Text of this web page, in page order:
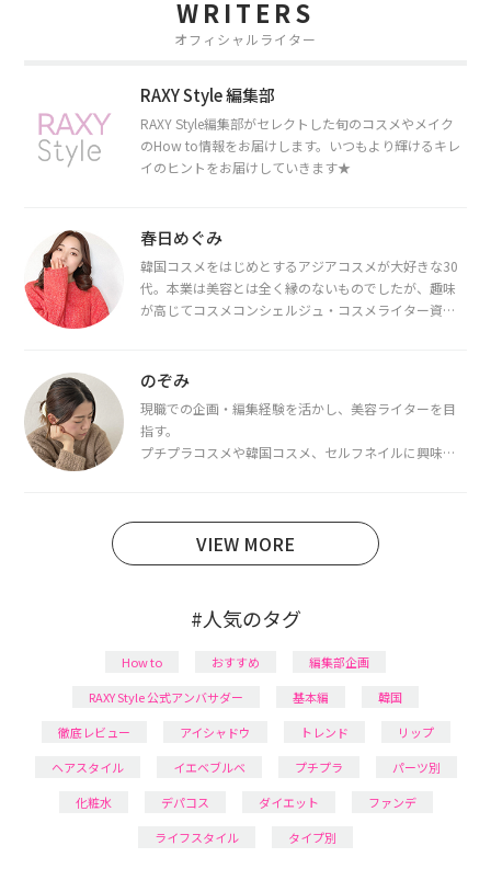
WRITERS
オフィシャルライター
RAXY Style 編集部
RAXY Style編集部がセレクトした旬のコスメやメイク
のHow to情報をお届けします。いつもより輝けるキレ
イのヒントをお届けしていきます★
春日めぐみ
韓国コスメをはじめとするアジアコスメが大好きな30
代。本業は美容とは全く縁のないものでしたが、趣味
が高じてコスメコンシェルジュ・コスメライター資格
断・骨格診断によるイメージコンサルティングも行っ
のぞみ
現職での企画・編集経験を活かし、美容ライターを目
指す。
プチプラコスメや韓国コスメ、セルフネイルに興味が
日本化粧品検定1級保有。
VIEW MORE
#人気のタグ
How to おすすめ
編集部企画
RAXY Style 公式アンバサダー
基本編
韓国
徹底レビュー
アイシャドウ トレンド
リップ
ヘアスタイル
イエベブルベ プチプラ
パーツ別
化粧水
デパコス ダイエット
ファンデ
ライフスタイル
タイプ別